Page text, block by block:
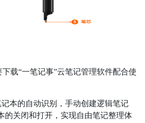
载“一笔记事”云笔记管理软件配合使
本的自动识别，手动创建逻辑笔记
的关闭和打开，实现自由笔记整理体